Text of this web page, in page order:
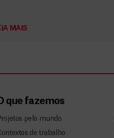
MAIS
que fazemos
pelo mundo
de trabalho